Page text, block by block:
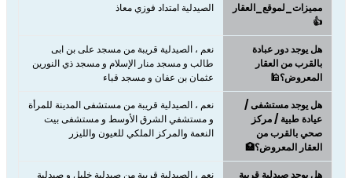
مميزات_لموقع_العقار
👍
الصيدلية امتداد فوزي معاذ
هل يوجد دور عبادة
بالقرب من العقار
المعروض؟🕌
نعم ، الصيدلية قريبة من مسجد على بن ابى
طالب و مسجد منار الإسلام و مسجد ذي النورين
عثمان بن عفان و مسجد قباء
هل يوجد مستشفى /
عيادة طبية / مركز
صحي بالقرب من
العقار المعروض؟🏥
نعم ، الصيدلية قريبة من مستشفى المدينة للمرأة
و مستشفي الشرق الأوسط و مستشفى بيت
النعمة والمركز الملكي للعيون والليزر
هل يوجد صيدلية قريبة
نعم ، الصيدلية قريبة من صيدلية خليل و صيدلية